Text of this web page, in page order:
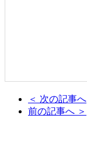
＜ 次の記事へ
前の記事へ ＞